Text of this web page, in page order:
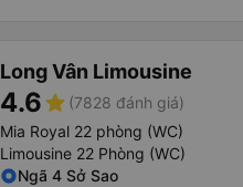
Long Vân Limousine
4.6star (7828 đánh giá)
Mia Royal 22 phòng (WC)
Limousine 22 Phòng (WC)
Ngã 4 Sở Sao